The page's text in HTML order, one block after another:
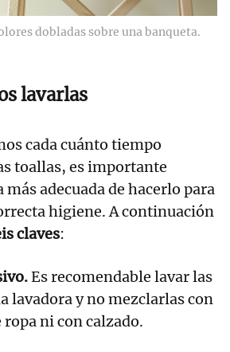
dobladas sobre una banqueta.
lavarlas
cada cuánto tiempo
toallas, es importante
adecuada de hacerlo para
higiene. A continuación
claves:
Es recomendable lavar las
lavadora y no mezclarlas con
ni con calzado.